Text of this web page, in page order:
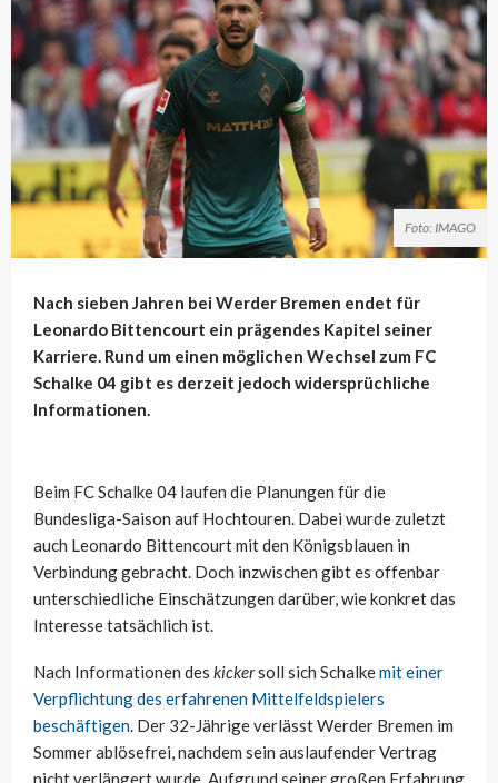
Foto: IMAGO
Nach sieben Jahren bei Werder Bremen endet für
Leonardo Bittencourt ein prägendes Kapitel seiner
Karriere. Rund um einen möglichen Wechsel zum FC
Schalke 04 gibt es derzeit jedoch widersprüchliche
Informationen.
Beim FC Schalke 04 laufen die Planungen für die
Bundesliga-Saison auf Hochtouren. Dabei wurde zuletzt
auch Leonardo Bittencourt mit den Königsblauen in
Verbindung gebracht. Doch inzwischen gibt es offenbar
unterschiedliche Einschätzungen darüber, wie konkret das
Interesse tatsächlich ist.
Nach Informationen des kickersoll sich Schalkemit einer
Verpflichtung des erfahrenen Mittelfeldspielers
beschäftigen. Der 32-Jährige verlässt Werder Bremen im
Sommer ablösefrei, nachdem sein auslaufender Vertrag
nicht verlängert wurde. Aufgrund seiner großen Erfahrung